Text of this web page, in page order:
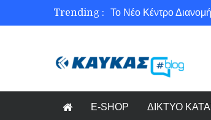
Trending :
Το Νέο Κέντρο
Ασφάλεια στο
E-SHOP ΔΙΚΤΥΟ